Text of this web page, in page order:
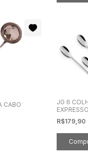
CABO
JG 6
R$179,90